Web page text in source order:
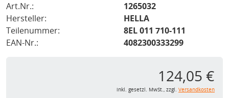
Art.Nr.:
1265032
Hersteller:
HELLA
Teilenummer:
8EL 011 710-111
EAN-Nr.:
4082300333299
124,05 €
inkl. gesetzl. MwSt., zzgl. Versandkosten